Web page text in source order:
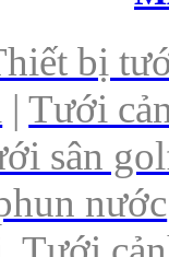
bị
|Tưới
sân
nước